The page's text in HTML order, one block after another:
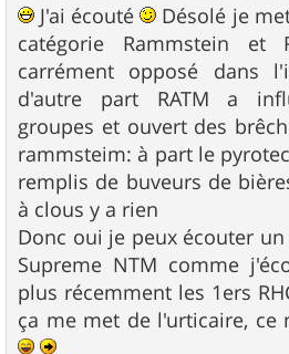
s
s
a
g
e
J'ai écouté
Désolé je
catégorie Rammstein et
carrément opposé dans
d'autre part RATM a
groupes et ouvert des
rammsteim: à part le
remplis de buveurs de
à clous y a rien
Donc oui je peux écouter un
Supreme NTM comme
plus récemment les 1ers
ça me met de l'urticaire, ce